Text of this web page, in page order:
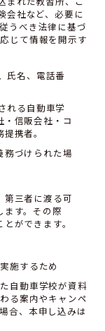
会社など、必要に
うべき法律に基づ
じて情報を開示す
氏名、電話番
れる自動車学
信販会社・コ
携者。
務づけられた場
三者に渡る可
ます。その際
ができます。
施するため
自動車学校が資料
る案内やキャンペ
合、本申し込みは